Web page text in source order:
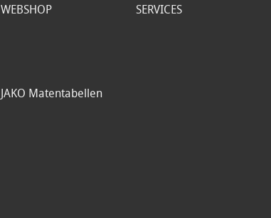
WEBSHOP SERVICES
JAKO Matentabellen